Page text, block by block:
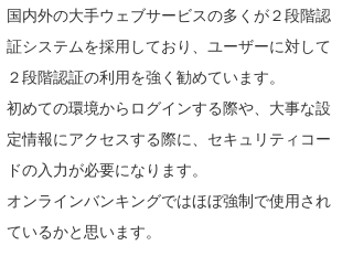
国内外の大手ウェブサービスの多くが２段階認
証システムを採用しており、ユーザーに対して
２段階認証の利用を強く勧めています。
初めての環境からログインする際や、大事な設
定情報にアクセスする際に、セキュリティコー
ドの入力が必要になります。
オンラインバンキングではほぼ強制で使用され
ているかと思います。
千葉南
大阪
四国
沖縄
サーファーズ